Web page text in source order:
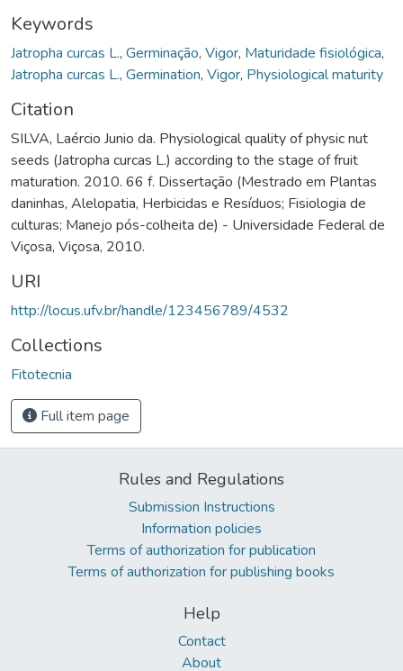
Keywords
Jatropha curcas L., Germinação, Vigor, Maturidade fisiológica,
Jatropha curcas L., Germination, Vigor, Physiological maturity
Citation
SILVA, Laércio Junio da. Physiological quality of physic nut
seeds (Jatropha curcas L.) according to the stage of fruit
maturation. 2010. 66 f. Dissertação (Mestrado em Plantas
daninhas, Alelopatia, Herbicidas e Resíduos; Fisiologia de
culturas; Manejo pós-colheita de) - Universidade Federal de
Viçosa, Viçosa, 2010.
URI
http://locus.ufv.br/handle/123456789/4532
Collections
Fitotecnia
Full item page
Rules and Regulations
Submission Instructions
Information policies
Terms of authorization for publication
Terms of authorization for publishing books
Help
Contact
About